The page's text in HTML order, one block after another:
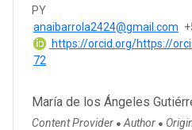
PY
anaibarrola2424@gmail.com
https://orcid.org/https://
72
María de los Ángeles
Content Provider ● Author ●